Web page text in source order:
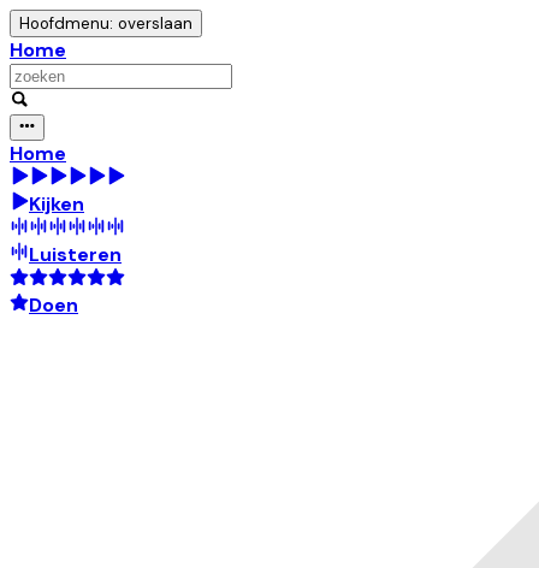
Hoofdmenu: overslaan
Home
Home
Kijken
Luisteren
Doen